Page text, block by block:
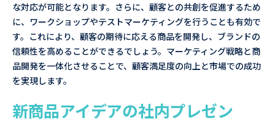
な対応が可能となります。さらに、顧客との共創を促進するため
に、ワークショップやテストマーケティングを行うことも有効で
す。これにより、顧客の期待に応える商品を開発し、ブランドの
信頼性を高めることができるでしょう。マーケティング戦略と商
品開発を一体化させることで、顧客満足度の向上と市場での成功
を実現します。
新商品アイデアの社内プレゼン